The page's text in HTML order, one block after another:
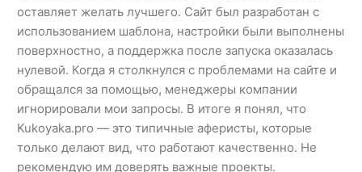
оставляет желать лучшего. Сайт был разработан с
использованием шаблона, настройки были выполнены
поверхностно, а поддержка после запуска оказалась
нулевой. Когда я столкнулся с проблемами на сайте и
обращался за помощью, менеджеры компании
игнорировали мои запросы. В итоге я понял, что
Kukoyaka.pro — это типичные аферисты, которые
только делают вид, что работают качественно. Не
рекомендую им доверять важные проекты.